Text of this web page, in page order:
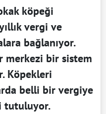
köpeği
vergi ve
bağlanıyor.
merkezi bir sistem
Köpekleri
belli bir vergiye
tutuluyor.